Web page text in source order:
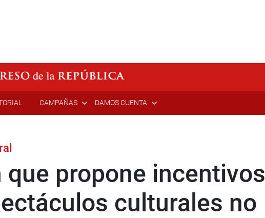
CAMPAÑAS DAMOS CUENTA
propone incentivos
culturales no